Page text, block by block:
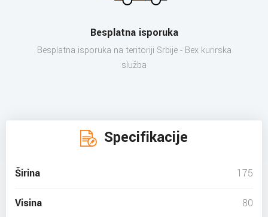
Besplatna isporuka
Besplatna isporuka na teritoriji Srbije - Bex kurirska
služba
Specifikacije
Širina 175
Visina 80